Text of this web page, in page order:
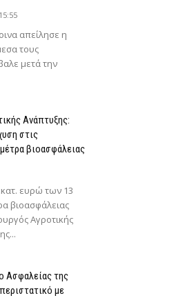
απείλησε η
τους
μετά την
Ανάπτυξης:
στις
βιοασφάλειας
ευρώ των 13
βιοασφάλειας
Αγροτικής
Ασφαλείας της
με